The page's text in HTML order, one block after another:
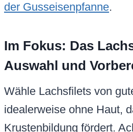
der Gusseisenpfanne.
Im Fokus: Das
Auswahl und
Wähle Lachsfilets von
idealerweise ohne Haut,
Krustenbildung fördert.